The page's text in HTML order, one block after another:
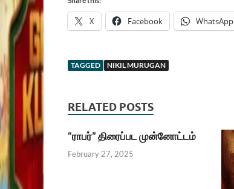
X Facebook WhatsApp
TAGGED NIKIL MURUGAN
RELATED POSTS
“ராபர்” திரைப்பட முன்னோட்டம்
February 27, 2025